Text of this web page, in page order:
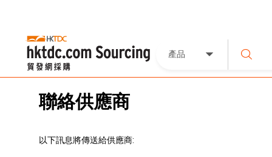
產品
聯絡供應商
以下訊息將傳送給供應商: